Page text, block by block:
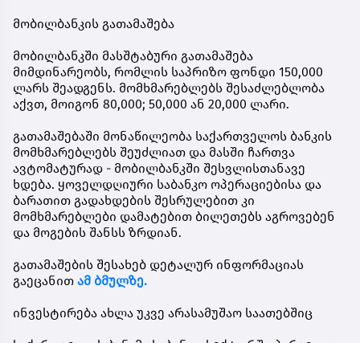
მობილბანკის გათამაშება
მობილბანკში მასშტაბური გათამაშება
მიმდინარეობს, რომლის საპრიზო ფონდი 150,000
ლარს შეადგენს. მომხმარებლებს შესაძლებლობა
აქვთ, მოიგონ 80,000; 50,000 ან 20,000 ლარი.
გათამაშებაში მონაწილეობა საქართველოს ბანკის
მომხმარებლებს შეუძლიათ და მასში ჩართვა
ავტომატურად - მობილბანკში შესვლისთანავე
ხდება. ყოველდღიური საბანკო ოპერაციებისა და
ბარათით გადახდების შესრულებით კი
მომხმარებლები დამატებით ბილეთებს აგროვებენ
და მოგების შანსს ზრდიან.
გათამაშების შესახებ დეტალურ ინფორმაციას
გაეცანით ამ ბმულზე.
ინვესტირება ახლა უკვე არასამუშაო საათებშიც